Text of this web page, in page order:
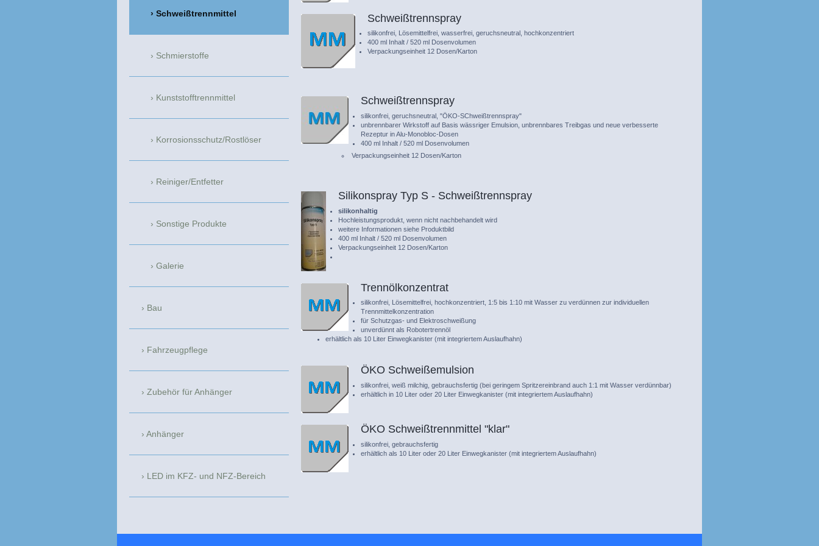
Schweißtrennspray
silikonfrei, Lösemittelfrei, wasserfrei, geruchsneutral, hochkonzentriert
400 ml Inhalt / 520 ml Dosenvolumen
Verpackungseinheit 12 Dosen/Karton
Schweißtrennspray
silikonfrei, geruchsneutral, "ÖKO-SChweißtrennspray"
unbrennbarer Wirkstoff auf Basis wässriger Emulsion, unbrennbares Treibgas und neue verbesserte
Rezeptur in Alu-Monobloc-Dosen
400 ml Inhalt / 520 ml Dosenvolumen
Verpackungseinheit 12 Dosen/Karton
Silikonspray Typ S - Schweißtrennspray
silikonhaltig
Hochleistungsprodukt, wenn nicht nachbehandelt wird
weitere Informationen siehe Produktbild
400 ml Inhalt / 520 ml Dosenvolumen
Verpackungseinheit 12 Dosen/Karton
Trennölkonzentrat
silikonfrei, Lösemittelfrei, hochkonzentriert, 1:5 bis 1:10 mit Wasser zu verdünnen zur individuellen
Trennmittelkonzentration
für Schutzgas- und Elektroschweißung
unverdünnt als Robotertrennöl
erhältlich als 10 Liter Einwegkanister (mit integriertem Auslaufhahn)
ÖKO Schweißemulsion
silikonfrei, weiß milchig, gebrauchsfertig (bei geringem Spritzereinbrand auch 1:1 mit Wasser verdünnbar)
erhältlich in 10 Liter oder 20 Liter Einwegkanister (mit integriertem Auslaufhahn)
ÖKO Schweißtrennmittel "klar"
silikonfrei, gebrauchsfertig
erhältlich als 10 Liter oder 20 Liter Einwegkanister (mit integriertem Auslaufhahn)
Schweißtrennmittel
Schmierstoffe
Kunststofftrennmittel
Korrosionsschutz/Rostlöser
Reiniger/Entfetter
Sonstige Produkte
Galerie
Bau
Fahrzeugpflege
Zubehör für Anhänger
Anhänger
LED im KFZ- und NFZ-Bereich